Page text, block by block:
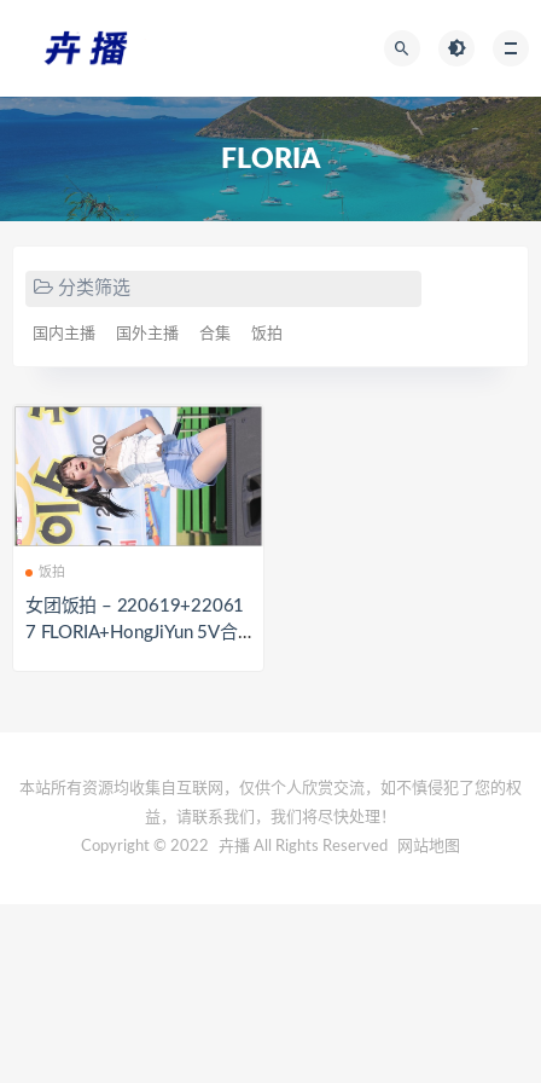
FLORIA
分类筛选
国内主播 国外主播 合集 饭拍
饭拍
女团饭拍 – 220619+22061
7 FLORIA+HongJiYun 5V合
本站所有资源均收集自互联网，仅供个人欣赏交流，如不慎侵犯了您的权
益，请联系我们，我们将尽快处理！
Copyright © 2022
卉播 All Rights Reserved 网站地图